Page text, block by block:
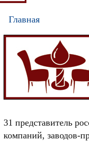
Главная
31 представитель
компаний, заводов-